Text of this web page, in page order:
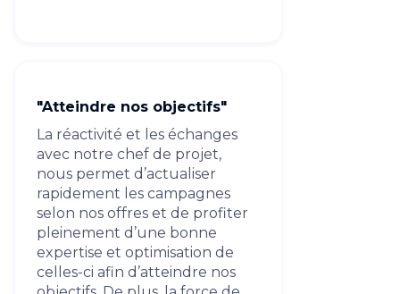
"Atteindre nos objectifs"
La réactivité et les échanges
avec notre chef de projet,
nous permet d’actualiser
rapidement les campagnes
selon nos offres et de profiter
pleinement d’une bonne
expertise et optimisation de
celles-ci afin d’atteindre nos